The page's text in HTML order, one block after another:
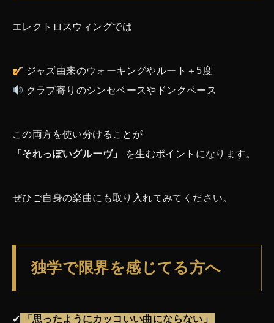
エレクトロスウィングでは
ジャズ由来のウォーキングやルート＋5度
クラブ寄りのシンセベースやドンクベース
この両方を使い分けることが
「それっぽいグルーヴ」
を生むポイントになります。
ぜひご自身の楽曲にも取り入れてみてください。
独学で限界を感じてる方へ
✔ 「思ったようにカッコいい曲にならない」